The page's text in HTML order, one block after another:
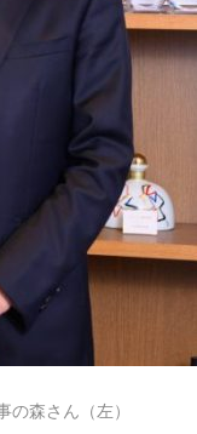
森さん（左）